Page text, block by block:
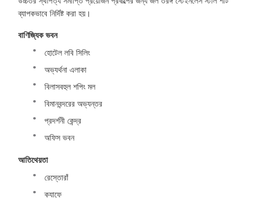
ব্যাপকভাবে নির্দিষ্ট করা হয়।
বাণিজ্যিক ভবন
হোটেল লবি সিলিং
অভ্যর্থনা এলাকা
বিলাসবহুল শপিং মল
বিমানবন্দরের অভ্যন্তর
প্রদর্শনী কেন্দ্র
অফিস ভবন
আতিথেয়তা
রেস্তোরাঁ
ক্যাফে